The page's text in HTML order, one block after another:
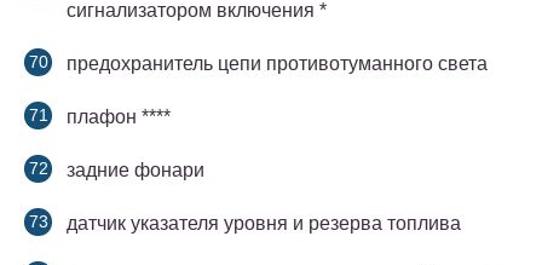
сигнализатором включения *
предохранитель цепи противотуманного света
плафон ****
задние фонари
датчик указателя уровня и резерва топлива